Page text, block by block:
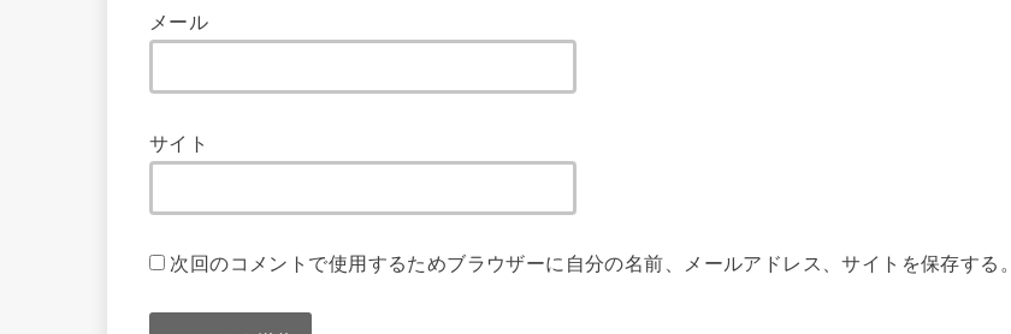
メール
サイト
次回のコメントで使用するためブラウザーに自分の名前、メールアドレス、サイトを保存する。